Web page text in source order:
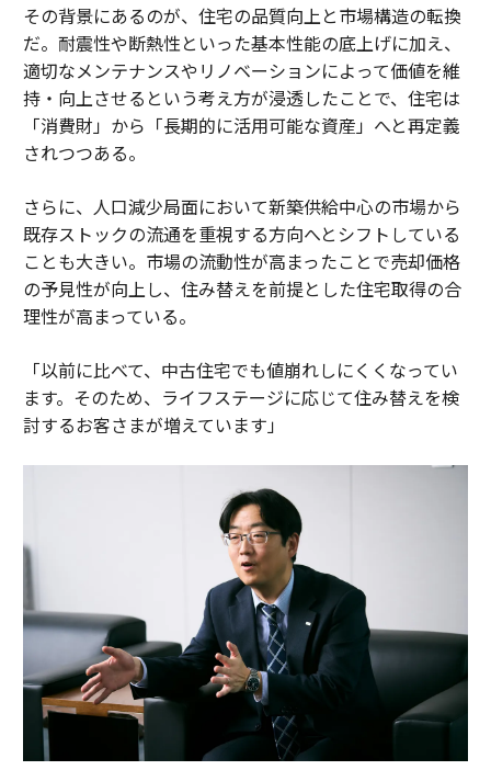
その背景にあるのが、住宅の品質向上と市場構造の転換
だ。耐震性や断熱性といった基本性能の底上げに加え、
適切なメンテナンスやリノベーションによって価値を維
持・向上させるという考え方が浸透したことで、住宅は
「消費財」から「長期的に活用可能な資産」へと再定義
されつつある。
さらに、人口減少局面において新築供給中心の市場から
既存ストックの流通を重視する方向へとシフトしている
ことも大きい。市場の流動性が高まったことで売却価格
の予見性が向上し、住み替えを前提とした住宅取得の合
理性が高まっている。
「以前に比べて、中古住宅でも値崩れしにくくなってい
ます。そのため、ライフステージに応じて住み替えを検
討するお客さまが増えています」